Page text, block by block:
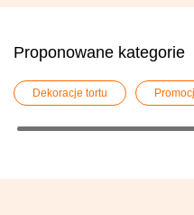
Proponowane kategorie
Dekoracje tortu